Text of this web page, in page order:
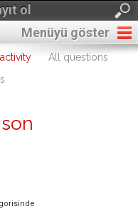
ol
Menüyü göster
All questions